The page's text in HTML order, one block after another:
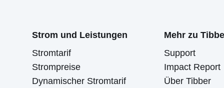
Strom und Leistungen
Stromtarif
Strompreise
Dynamischer Stromtarif
Mehr zu
Support
Impact Report
Über Tibber